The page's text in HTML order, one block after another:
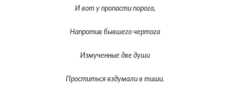
И вот у пропасти порога,
Напротив бывшего чертога
Измученные две души
Проститься вздумали в тиши.